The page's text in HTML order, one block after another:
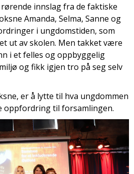
innslag fra de faktiske
Amanda, Selma, Sanne og
i ungdomstiden, som
ut av skolen. Men takket være
i et felles og oppbyggelig
og fikk igjen tro på seg selv
er å lytte til hva ungdommen
oppfordring til forsamlingen.